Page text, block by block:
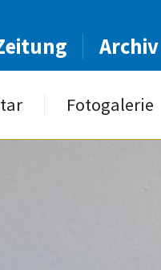
Archiv
Fotogalerie